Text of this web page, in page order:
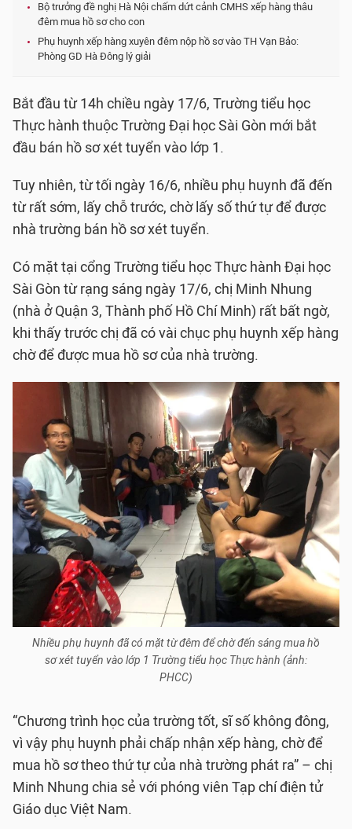
Bộ trưởng đề nghị Hà Nội chấm dứt cảnh CMHS xếp hàng thâu
đêm mua hồ sơ cho con
Phụ huynh xếp hàng xuyên đêm nộp hồ sơ vào TH Vạn Bảo:
Phòng GD Hà Đông lý giải
Bắt đầu từ 14h chiều ngày 17/6, Trường tiểu học
Thực hành thuộc Trường Đại học Sài Gòn mới bắt
đầu bán hồ sơ xét tuyển vào lớp 1.
Tuy nhiên, từ tối ngày 16/6, nhiều phụ huynh đã đến
từ rất sớm, lấy chỗ trước, chờ lấy số thứ tự để được
nhà trường bán hồ sơ xét tuyển.
Có mặt tại cổng Trường tiểu học Thực hành Đại học
Sài Gòn từ rạng sáng ngày 17/6, chị Minh Nhung
(nhà ở Quận 3, Thành phố Hồ Chí Minh) rất bất ngờ,
khi thấy trước chị đã có vài chục phụ huynh xếp hàng
chờ để được mua hồ sơ của nhà trường.
Nhiều phụ huynh đã có mặt từ đêm để chờ đến sáng mua hồ
sơ xét tuyển vào lớp 1 Trường tiểu học Thực hành (ảnh:
PHCC)
“Chương trình học của trường tốt, sĩ số không đông,
vì vậy phụ huynh phải chấp nhận xếp hàng, chờ để
mua hồ sơ theo thứ tự của nhà trường phát ra” – chị
Minh Nhung chia sẻ với phóng viên Tạp chí điện tử
Giáo dục Việt Nam.